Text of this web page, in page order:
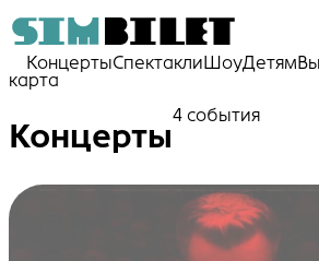
КонцертыСпектакли ШоуДетям
карта
Концерты
4 события